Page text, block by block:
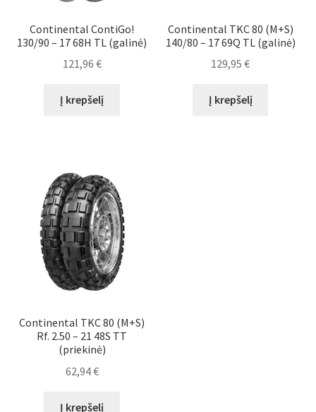
Continental ContiGo!
130/90 – 17 68H TL (galinė)
121,96 €
Į krepšelį
Continental TKC 80 (M+S)
140/80 – 17 69Q TL (galinė)
129,95€
Į krepšelį
Continental TKC 80 (M+S)
Rf. 2.50 – 21 48S TT
(priekinė)
62,94€
Į krepšelį